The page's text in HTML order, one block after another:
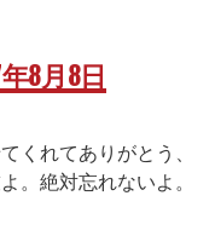
8月8日
くれてありがとう、
。絶対忘れないよ。